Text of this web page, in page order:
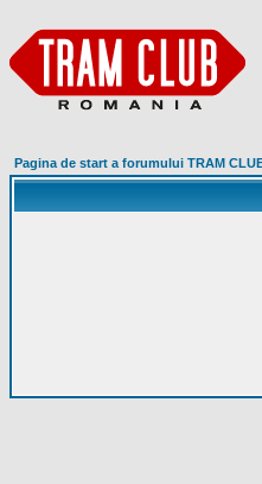
Pagina de start a forumului TRAM